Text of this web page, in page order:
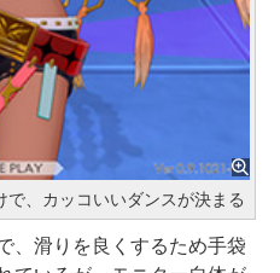
、カッコいいダンスが決まる
、滑りを良くするため手袋